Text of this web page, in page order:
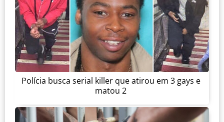
Polícia busca serial killer que atirou em 3 gays e
matou 2